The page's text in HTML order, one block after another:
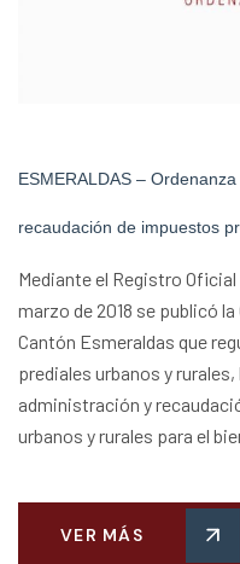
ESMERALDAS –
recaudación de impuestos
Mediante el Registro
marzo de 2018 se publicó
Cantón Esmeraldas que
prediales urbanos y
administración y
urbanos y rurales para el
VER MÁS